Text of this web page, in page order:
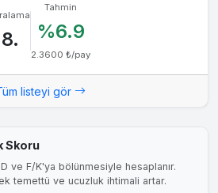
8.
Tahmin
%6.9
2.3600 ₺/pay
listeyi gör
Skoru
ve F/K'ya bölünmesiyle hesaplanır.
temettü ve ucuzluk ihtimali artar.